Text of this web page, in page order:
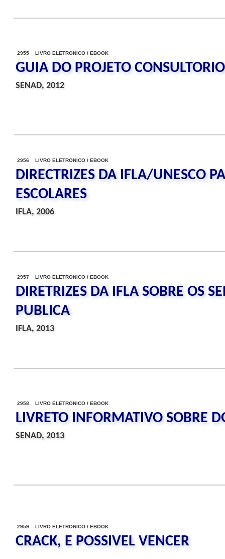
2955 LIVRO ELETRONICO / EBOOK
GUIA DO PROJETO
SENAD, 2012
2956 LIVRO ELETRONICO / EBOOK
DIRECTRIZES DA IFLA/UNESCO
ESCOLARES
IFLA, 2006
2957 LIVRO ELETRONICO / EBOOK
DIRETRIZES DA IFLA SOBRE OS
PUBLICA
IFLA, 2013
2958 LIVRO ELETRONICO / EBOOK
LIVRETO INFORMATIVO SOBRE
SENAD, 2013
2959 LIVRO ELETRONICO / EBOOK
CRACK, E POSSIVEL VENCER